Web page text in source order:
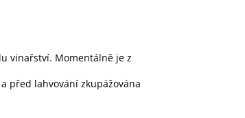
vinařství. Momentálně je z
před lahvování zkupážována